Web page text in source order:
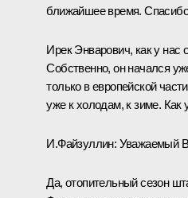
ближайшее время.
Ирек Энварович, как у нас
Собственно, он начался
только в европейской
уже к холодам, к зиме. Как
И.Файзуллин: Уважаемый
Да, отопительный сезон